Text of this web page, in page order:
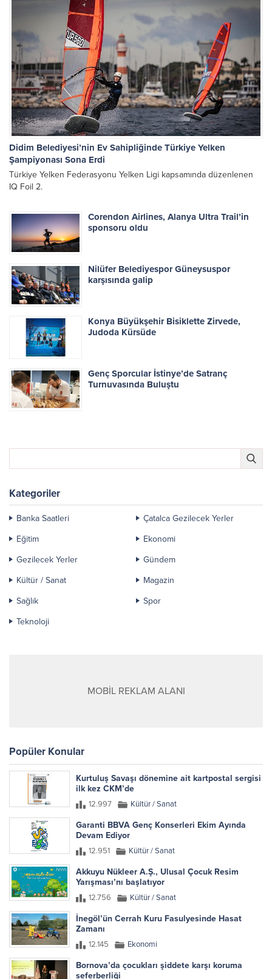
Didim Belediyesi’nin Ev Sahipliğinde Türkiye Yelken
Şampiyonası Sona Erdi
Türkiye Yelken Federasyonu Yelken Ligi kapsamında düzenlenen
IQ Foil 2.
Corendon Airlines, Alanya Ultra Trail’in
sponsoru oldu
Nilüfer Belediyespor Güneysuspor
karşısında galip
Konya Büyükşehir Bisiklette Zirvede,
Judoda Kürsüde
Genç Sporcular İstinye’de Satranç
Turnuvasında Buluştu
Kategoriler
Banka Saatleri
Çatalca Gezilecek Yerler
Eğitim
Ekonomi
Gezilecek Yerler
Gündem
Kültür / Sanat
Magazin
Sağlık
Spor
Teknoloji
MOBİL REKLAM ALANI
Popüler Konular
Kurtuluş Savaşı dönemine ait kartpostal sergisi
ilk kez CKM’de
12.997 Kültür / Sanat
Garanti BBVA Genç Konserleri Ekim Ayında
Devam Ediyor
12.951 Kültür / Sanat
Akkuyu Nükleer A.Ş., Ulusal Çocuk Resim
Yarışması’nı başlatıyor
12.756 Kültür / Sanat
İnegöl’ün Cerrah Kuru Fasulyesinde Hasat
Zamanı
12.145 Ekonomi
Bornova’da çocukları şiddete karşı koruma
seferberliği